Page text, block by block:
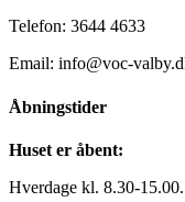
Telefon: 3644 4633
Email: info@voc-
Åbningstider
Huset er åbent:
Hverdage kl. 8.30-15.00.